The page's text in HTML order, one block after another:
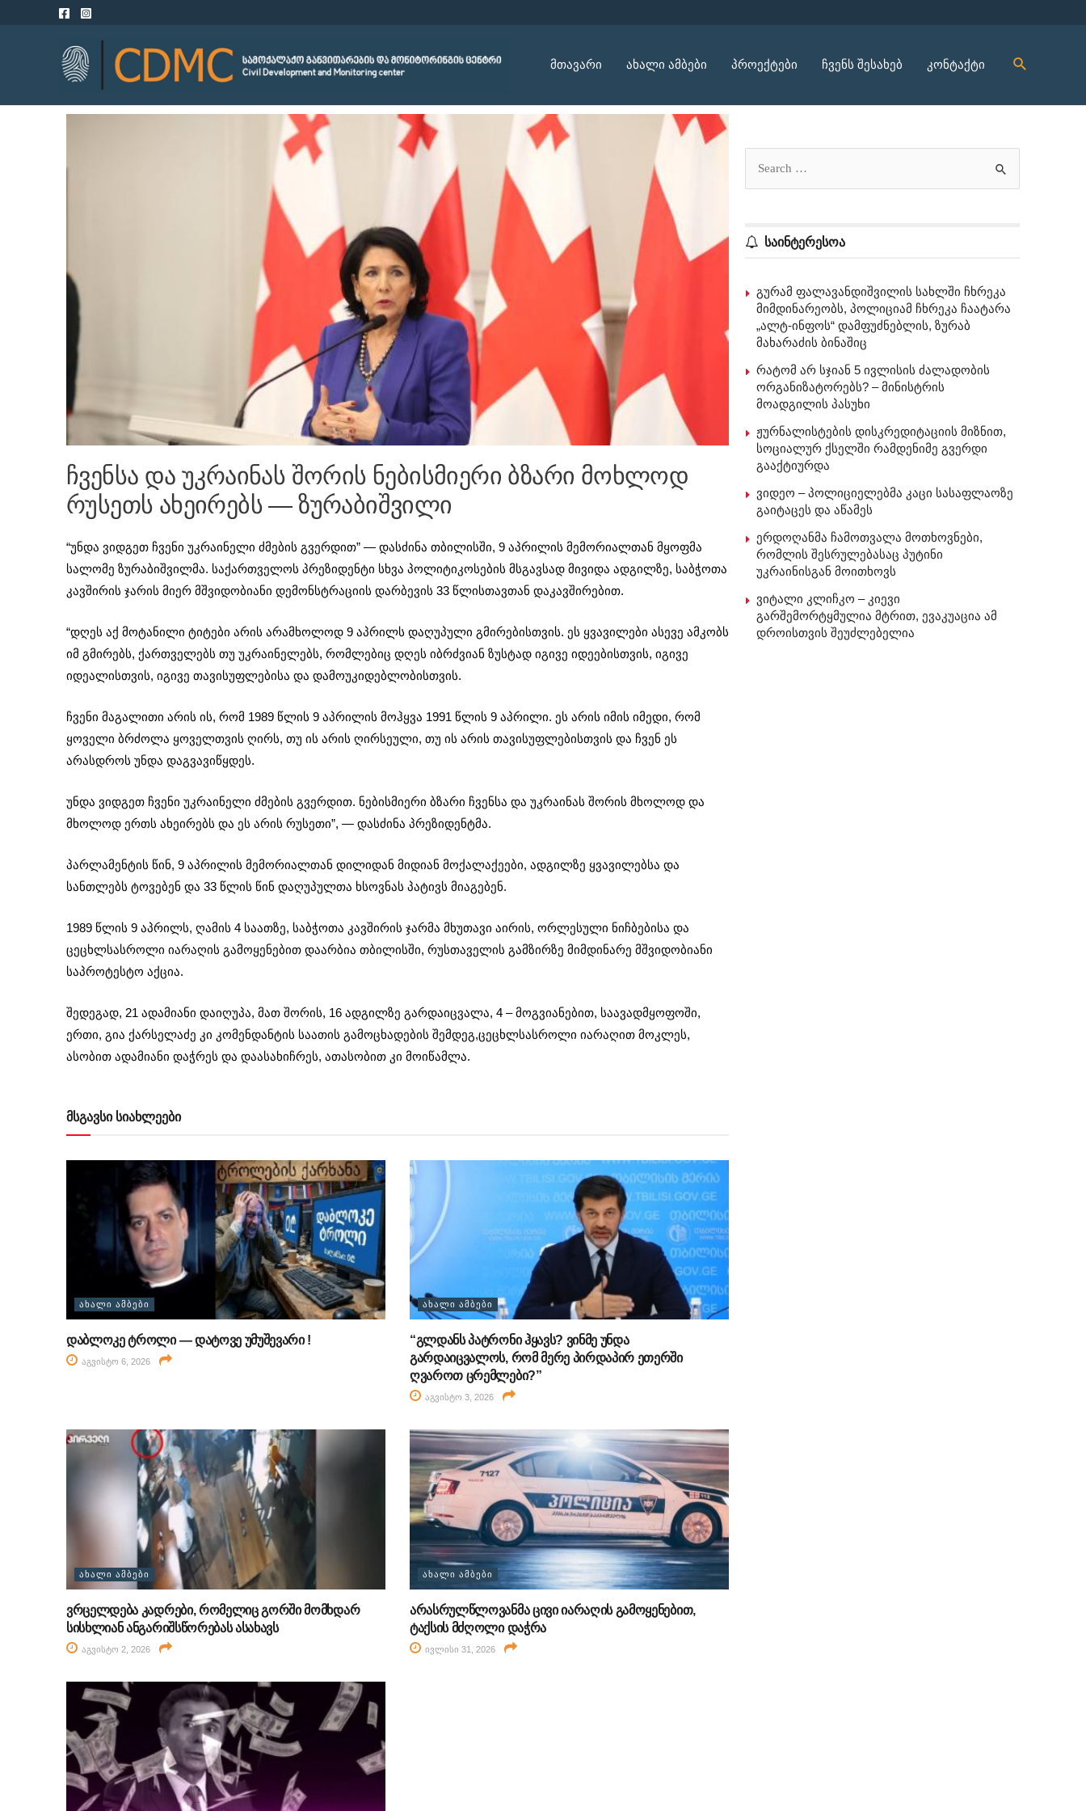
მთავარი ახალი ამბები პროექტები ჩვენს შესახებ კონტაქტი
ჩვენსა და უკრაინას შორის ნებისმიერი ბზარი მოხლოდ
რუსეთს ახეირებს — ზურაბიშვილი
“უნდა ვიდგეთ ჩვენი უკრაინელი ძმების გვერდით” — დასძინა თბილისში, 9 აპრილის მემორიალთან მყოფმა
სალომე ზურაბიშვილმა. საქართველოს პრეზიდენტი სხვა პოლიტიკოსების მსგავსად მივიდა ადგილზე, საბჭოთა
კავშირის ჯარის მიერ მშვიდობიანი დემონსტრაციის დარბევის 33 წლისთავთან დაკავშირებით.
“დღეს აქ მოტანილი ტიტები არის არამხოლოდ 9 აპრილს დაღუპული გმირებისთვის. ეს ყვავილები ასევე ამკობს
იმ გმირებს, ქართველებს თუ უკრაინელებს, რომლებიც დღეს იბრძვიან ზუსტად იგივე იდეებისთვის, იგივე
იდეალისთვის, იგივე თავისუფლებისა და დამოუკიდებლობისთვის.
ჩვენი მაგალითი არის ის, რომ 1989 წლის 9 აპრილის მოჰყვა 1991 წლის 9 აპრილი. ეს არის იმის იმედი, რომ
ყოველი ბრძოლა ყოველთვის ღირს, თუ ის არის ღირსეული, თუ ის არის თავისუფლებისთვის და ჩვენ ეს
არასდროს უნდა დაგვავიწყდეს.
უნდა ვიდგეთ ჩვენი უკრაინელი ძმების გვერდით. ნებისმიერი ბზარი ჩვენსა და უკრაინას შორის მხოლოდ და
მხოლოდ ერთს ახეირებს და ეს არის რუსეთი”, — დასძინა პრეზიდენტმა.
პარლამენტის წინ, 9 აპრილის მემორიალთან დილიდან მიდიან მოქალაქეები, ადგილზე ყვავილებსა და
სანთლებს ტოვებენ და 33 წლის წინ დაღუპულთა ხსოვნას პატივს მიაგებენ.
1989 წლის 9 აპრილს, ღამის 4 საათზე, საბჭოთა კავშირის ჯარმა მხუთავი აირის, ორლესული ნიჩბებისა და
ცეცხლსასროლი იარაღის გამოყენებით დაარბია თბილისში, რუსთაველის გამზირზე მიმდინარე მშვიდობიანი
საპროტესტო აქცია.
შედეგად, 21 ადამიანი დაიღუპა, მათ შორის, 16 ადგილზე გარდაიცვალა, 4 – მოგვიანებით, საავადმყოფოში,
ერთი, გია ქარსელაძე კი კომენდანტის საათის გამოცხადების შემდეგ,ცეცხლსასროლი იარაღით მოკლეს,
ასობით ადამიანი დაჭრეს და დაასახიჩრეს, ათასობით კი მოიწამლა.
მსგავსი სიახლეები
ᲐᲮᲐᲚᲘ ᲐᲛᲑᲔᲑᲘ
დაბლოკე ტროლი — დატოვე უმუშევარი !
აგვისტო 6, 2026
ᲐᲮᲐᲚᲘ ᲐᲛᲑᲔᲑᲘ
“გლდანს პატრონი ჰყავს? ვინმე უნდა
გარდაიცვალოს, რომ მერე პირდაპირ ეთერში
ღვაროთ ცრემლები?”
აგვისტო 3, 2026
ᲐᲮᲐᲚᲘ ᲐᲛᲑᲔᲑᲘ
ვრცელდება კადრები, რომელიც გორში მომხდარ
სისხლიან ანგარიშსწორებას ასახავს
აგვისტო 2, 2026
ᲐᲮᲐᲚᲘ ᲐᲛᲑᲔᲑᲘ
არასრულწლოვანმა ცივი იარაღის გამოყენებით,
ტაქსის მძღოლი დაჭრა
ივლისი 31, 2026
საინტერესოა
გურამ ფალავანდიშვილის სახლში ჩხრეკა
მიმდინარეობს, პოლიციამ ჩხრეკა ჩაატარა
„ალტ-ინფოს“ დამფუძნებლის, ზურაბ
მახარაძის ბინაშიც
რატომ არ სჯიან 5 ივლისის ძალადობის
ორგანიზატორებს? – მინისტრის
მოადგილის პასუხი
ჟურნალისტების დისკრედიტაციის მიზნით,
სოციალურ ქსელში რამდენიმე გვერდი
გააქტიურდა
ვიდეო – პოლიციელებმა კაცი სასაფლაოზე
გაიტაცეს და აწამეს
ერდოღანმა ჩამოთვალა მოთხოვნები,
რომლის შესრულებასაც პუტინი
უკრაინისგან მოითხოვს
ვიტალი კლიჩკო – კიევი
გარშემორტყმულია მტრით, ევაკუაცია ამ
დროისთვის შეუძლებელია